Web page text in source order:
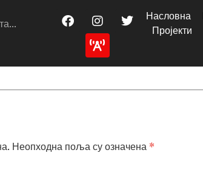
Насловна
Пројекти
Неопходна поља су означена *